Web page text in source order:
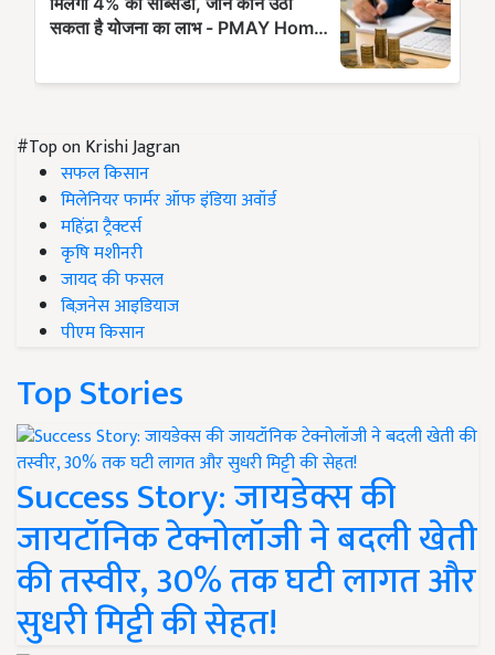
#Top on Krishi Jagran
सफल किसान
मिलेनियर फार्मर ऑफ इंडिया अवॉर्ड
महिंद्रा ट्रैक्टर्स
कृषि मशीनरी
जायद की फसल
बिज़नेस आइडियाज
पीएम किसान
Top Stories
Success Story: जायडेक्स की
जायटॉनिक टेक्नोलॉजी ने बदली खेती
की तस्वीर, 30% तक घटी लागत और
सुधरी मिट्टी की सेहत!